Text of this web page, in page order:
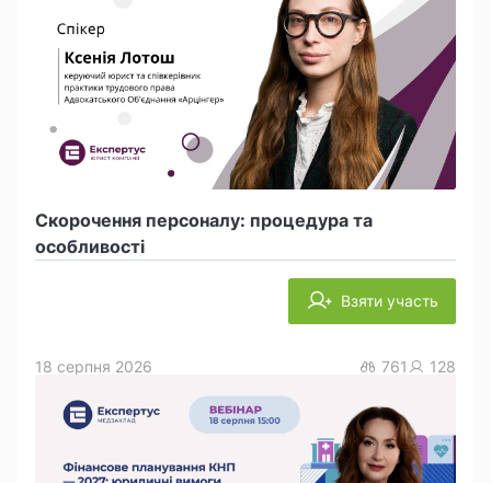
Скорочення персоналу: процедура та
особливості
Взяти участь
18 серпня 2026 761 128